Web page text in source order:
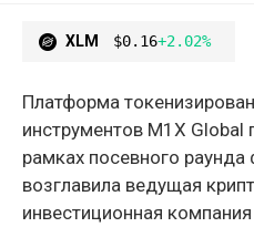
XLM $0.16+2.02%
Платформа
инструментов M1X Global
рамках посевного
возглавила ведущая
инвестиционная